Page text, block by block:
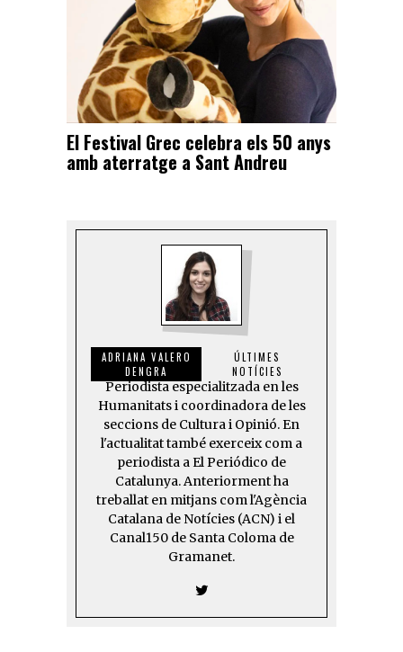
El Festival Grec celebra els 50 anys
amb aterratge a Sant Andreu
ADRIANA VALERO
DENGRA
ÚLTIMES
NOTÍCIES
Periodista especialitzada en les
Humanitats i coordinadora de les
seccions de Cultura i Opinió. En
l'actualitat també exerceix com a
periodista a El Periódico de
Catalunya. Anteriorment ha
treballat en mitjans com l'Agència
Catalana de Notícies (ACN) i el
Canal150 de Santa Coloma de
Gramanet.